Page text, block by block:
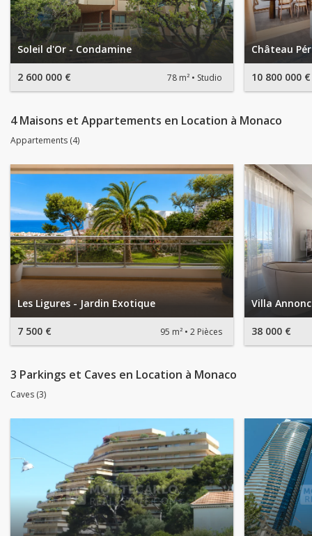
Soleil d'Or - Condamine
2 600 000 € 78 m² Studio
Château
10 800 000 €
4 Maisons et Appartements en Location à Monaco
Appartements (4)
Les Ligures - Jardin Exotique
7 500 € 95 m² 2 Pièces
Villa
38 000 €
3 Parkings et Caves en Location à Monaco
Caves (3)